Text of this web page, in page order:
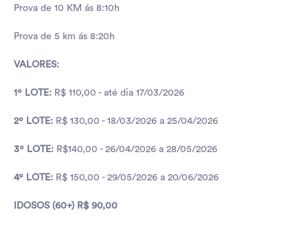
Prova de 10 KM ás 8:10h
Prova de 5 km ás 8:20h
VALORES:
1º LOTE: R$ 110,00 - até dia 17/03/2026
2º LOTE: R$ 130,00 - 18/03/2026 a 25/04/2026
3º LOTE: R$140,00 - 26/04/2026 a 28/05/2026
4º LOTE: R$ 150,00 - 29/05/2026 a 20/06/2026
IDOSOS (60+) R$ 90,00